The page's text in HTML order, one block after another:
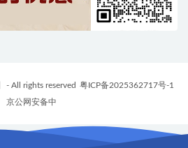
- All rights reserved 粤ICP备2025362717号-1
京公网安备中